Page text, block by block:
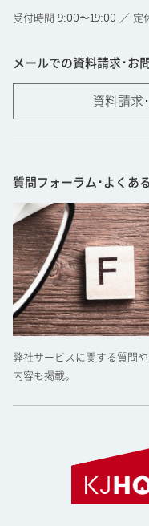
受付時間 9:00〜19:00 ／ 定
メールでの資料請求･お
資料請求
質問フォーラム･よくあ
弊社サービスに関する質問
内容も掲載。